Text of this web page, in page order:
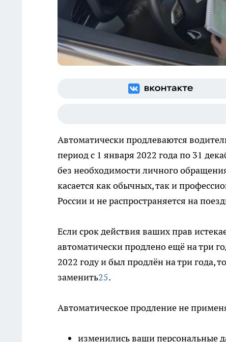
Автоматически продлеваются
период с 1 января 2022 года по 31
без необходимости личного
касается как обычных, так и
России и не распространяется на
Если срок действия ваших прав
автоматически продлено ещё на три
2022 году и был продлён на три года,
заменить25.
Автоматическое продление не
изменились ваши персональные